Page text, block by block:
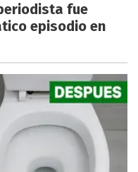
fue
episodio en